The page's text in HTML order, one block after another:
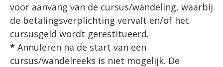
voor aanvang van de cursus/wandeling, waarbij
de betalingsverplichting vervalt en/of het
cursusgeld wordt gerestitueerd.
* Annuleren na de start van een
cursus/wandelreeks is niet mogelijk. De